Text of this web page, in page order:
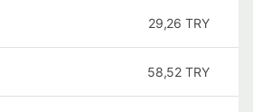
29,26 TRY
58,52 TRY